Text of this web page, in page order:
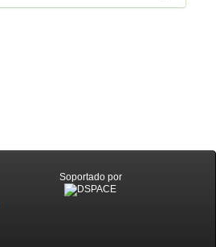
Soportado por